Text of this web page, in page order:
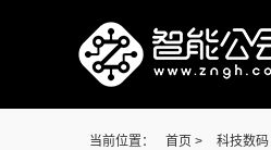
当前位置： 首页 > 科技数码